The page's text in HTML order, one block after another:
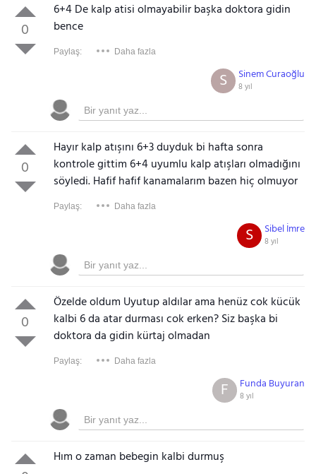
0
6+4 De kalp atisi olmayabilir başka doktora gidin
bence
Paylaş: Daha fazla
Sinem Curaoğlu
8 yıl
S
0
Hayır kalp atışını 6+3 duyduk bi hafta sonra
kontrole gittim 6+4 uyumlu kalp atışları olmadığını
söyledi. Hafif hafif kanamalarım bazen hiç olmuyor
Paylaş: Daha fazla
Sibel İmre
8 yıl
S
0
Özelde oldum Uyutup aldılar ama henüz cok kücük
kalbi 6 da atar durması cok erken? Siz başka bi
doktora da gidin kürtaj olmadan
Paylaş: Daha fazla
Funda Buyuran
8 yıl
F
Hım o zaman bebegin kalbi durmuş